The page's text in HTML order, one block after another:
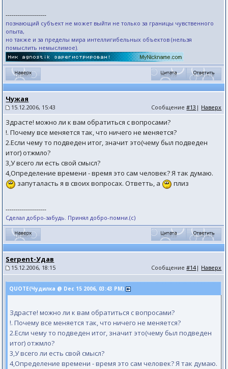
--------------------
познающий субъект не может выйти не только за границы чувственного
опыта,
но также и за пределы мира интеллигибельных объектов (нельзя
помыслить немыслимое).
Чужая
15.12.2006, 15:43 Сообщение#13 | Наверх
Здрасте! можно ли к вам обратиться с вопросами?
!. Почему все меняется так, что ничего не меняется?
2.Если чему то подведен итог, значит это(чему был подведен
итог) отжмло?
3,У всего ли есть свой смысл?
4,Определение времени - время это сам человек? Я так думаю.
запуталасть я в своих вопросах. Ответть, а
плиз
--------------------
Сделал добро-забудь. Принял добро-помни.(с)
Serpent-Удав
15.12.2006, 18:15 Сообщение#14| Наверх
QUOTE(Чудилка @ Dec 15 2006, 03:43 PM)
Здрасте! можно ли к вам обратиться с вопросами?
!. Почему все меняется так, что ничего не меняется?
2.Если чему то подведен итог, значит это(чему был подведен
итог) отжмло?
3,У всего ли есть свой смысл?
4,Определение времени - время это сам человек? Я так думаю.